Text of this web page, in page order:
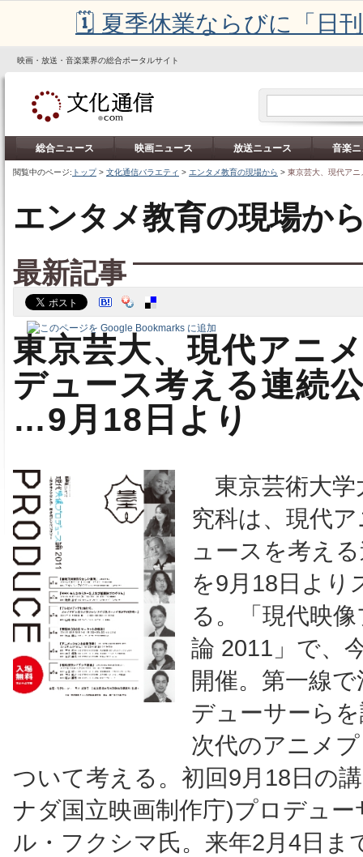
🗓️ 夏季休業ならびに「日
映画・放送・音楽業界の総合ポータルサイト
総合ニュース 映画ニュース 放送ニュース 音楽
閲覧中のページ: トップ> 文化通信バラエティ > エンタメ教育の現場から > 東京芸大、現代ア
エンタメ教育の現場か
最新記事
東京芸大、現代アニ
デュース考える連続
…9月18日より
東京芸術大学
究科は、現代
ュースを考え
を9月18日より
る。「現代映
論 2011」で、
開催。第一線
デューサーら
次代のアニメ
ついて考える。初回9月18日の
ナダ国立映画制作庁)プロデュ
ル・フクシマ氏。来年2月4日ま